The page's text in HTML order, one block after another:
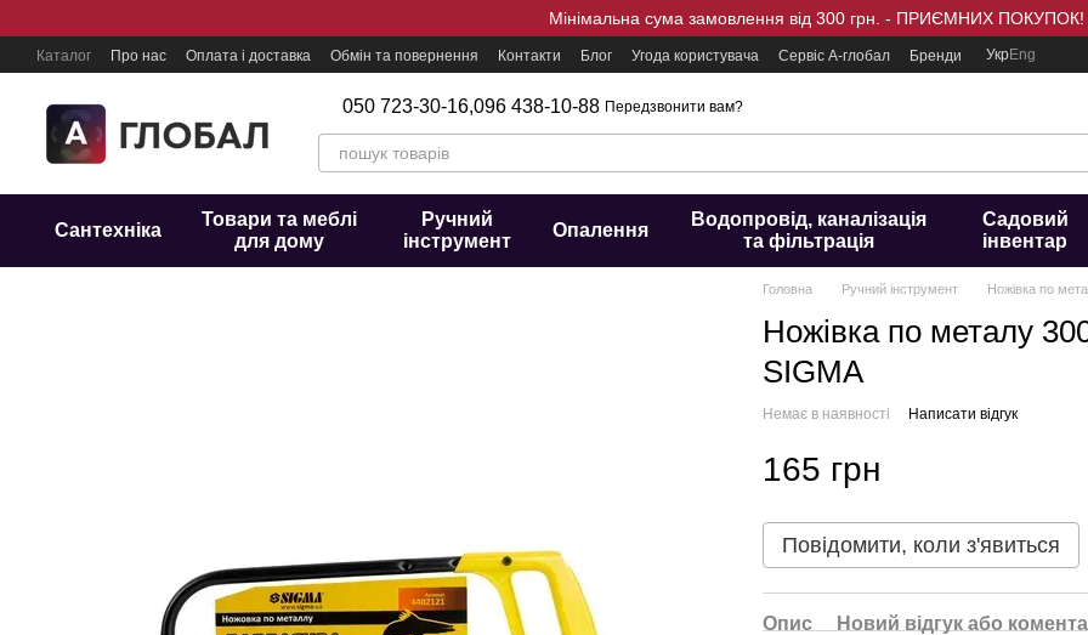
Мінімальна сума замовлення від 300 грн. - ПРИЄМНИХ ПОКУПОК!
Каталог Про нас Оплата і доставка Обмін та повернення Контакти Блог Угода користувача Сервіс А-глобал Бренди УкрEng
050 723-30-16,096 438-10-88 Передзвонити вам?
Сантехніка
Товари та меблі
для дому
Ручний
інструмент
Опалення
Водопровід, каналізація
та фільтрація
Садовий
інвентар
Головна Ручний інструмент Ножівка по
Ножівка по металу
SIGMA
Немає в наявності Написати відгук
165 грн
Повідомити, коли з'явиться
Опис
Новий відгук або